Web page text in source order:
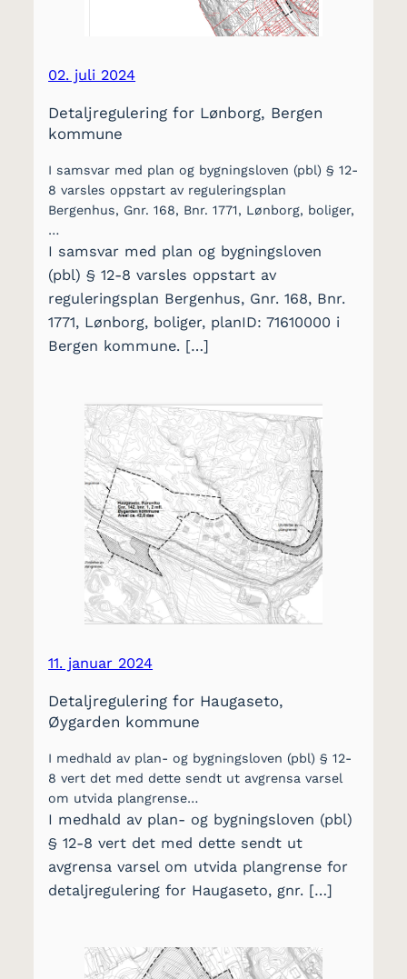
02. juli 2024
Detaljregulering for Lønborg, Bergen
kommune
I samsvar med plan og bygningsloven (pbl) § 12-
8 varsles oppstart av reguleringsplan
Bergenhus, Gnr. 168, Bnr. 1771, Lønborg, boliger,
…
I samsvar med plan og bygningsloven
(pbl) § 12-8 varsles oppstart av
reguleringsplan Bergenhus, Gnr. 168, Bnr.
1771, Lønborg, boliger, planID: 71610000 i
Bergen kommune. […]
11. januar 2024
Detaljregulering for Haugaseto,
Øygarden kommune
I medhald av plan- og bygningsloven (pbl) § 12-
8 vert det med dette sendt ut avgrensa varsel
om utvida plangrense…
I medhald av plan- og bygningsloven (pbl)
§ 12-8 vert det med dette sendt ut
avgrensa varsel om utvida plangrense for
detaljregulering for Haugaseto, gnr. […]